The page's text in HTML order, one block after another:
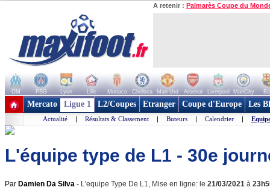
A retenir : Palmarès Coupe du
OM PSG Lyon Lille Monaco Chelsea Man Utd Arsenal Liverpool ManCity
+ de clubs
Mercato Ligue 1 L2/Coupes Etranger Coupe d'Europe Les
Actualité | Résultats & Classement | Buteurs | Calendrier |
L'équipe type de L1 - 30e
Par Damien Da Silva - L'equipe Type De L1, Mise en ligne: le 21/03/2021 à